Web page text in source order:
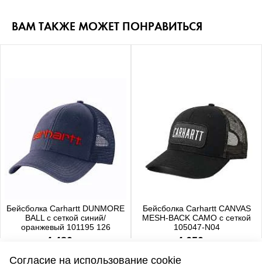
ВАМ ТАКЖЕ МОЖЕТ ПОНРАВИТЬСЯ
Бейсболка Carhartt DUNMORE
BALL с сеткой синий/
оранжевый 101195 126
4 480 р.
Бейсболка Carhartt CANVAS
MESH-BACK CAMO с сеткой
105047-N04
4 650 р.
Согласие на использование cookie